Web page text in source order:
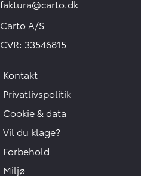
faktura@carto.dk
Carto A/S
CVR: 33546815
Kontakt
Privatlivspolitik
Cookie & data
Vil du klage?
Forbehold
Miljø